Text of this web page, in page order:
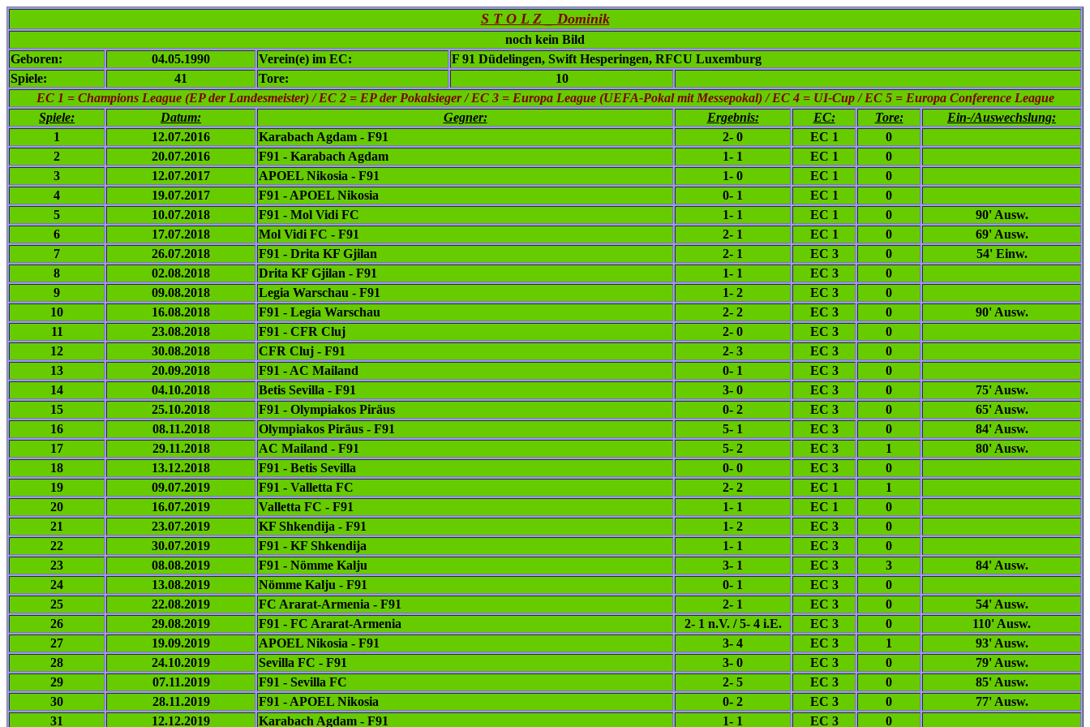
S T O L Z _ Dominik
noch kein Bild
Geboren:
04.05.1990 Verein(e) im EC:
F 91 Düdelingen, Swift Hesperingen, RFCU Luxemburg
Spiele:
41 Tore:
10
EC 1 = Champions League (EP der Landesmeister) / EC 2 = EP der Pokalsieger / EC 3 = Europa League (UEFA-Pokal mit Messepokal) / EC 4 = UI-Cup / EC 5 = Europa Conference League
Spiele:
Datum: Gegner: Ergebnis: EC: Tore:
Ein-/Auswechslung:
1
12.07.2016 Karabach Agdam - F91 2- 0 EC 1
0
2
20.07.2016 F91 - Karabach Agdam 1- 1 EC 1
0
3
12.07.2017 APOEL Nikosia - F91 1- 0 EC 1
0
4
19.07.2017 F91 - APOEL Nikosia 0- 1 EC 1
0
5
10.07.2018 F91 - Mol Vidi FC 1- 1 EC 1 0
90' Ausw.
6
17.07.2018 Mol Vidi FC - F91 2- 1 EC 1 0
69' Ausw.
7
26.07.2018 F91 - Drita KF Gjilan 2- 1 EC 3 0
54' Einw.
8
02.08.2018 Drita KF Gjilan - F91 1- 1 EC 3
0
9
09.08.2018 Legia Warschau - F91 1- 2 EC 3
0
10
16.08.2018 F91 - Legia Warschau 2- 2 EC 3 0
90' Ausw.
11
23.08.2018 F91 - CFR Cluj 2- 0 EC 3
0
12
30.08.2018 CFR Cluj - F91 2- 3 EC 3
0
13
20.09.2018 F91 - AC Mailand 0- 1 EC 3
0
14
04.10.2018 Betis Sevilla - F91 3- 0 EC 3 0
75' Ausw.
15
25.10.2018 F91 - Olympiakos Piräus 0- 2 EC 3 0
65' Ausw.
16
08.11.2018 Olympiakos Piräus - F91 5- 1 EC 3 0
84' Ausw.
17
29.11.2018 AC Mailand - F91 5- 2 EC 3 1
80' Ausw.
18
13.12.2018 F91 - Betis Sevilla 0- 0 EC 3
0
19
09.07.2019 F91 - Valletta FC 2- 2 EC 1
1
20
16.07.2019 Valletta FC - F91 1- 1 EC 1
0
21
23.07.2019 KF Shkendija - F91 1- 2 EC 3
0
22
30.07.2019 F91 - KF Shkendija 1- 1 EC 3
0
23
08.08.2019 F91 - Nömme Kalju 3- 1 EC 3 3
84' Ausw.
24
13.08.2019 Nömme Kalju - F91 0- 1 EC 3
0
25
22.08.2019 FC Ararat-Armenia - F91 2- 1 EC 3 0
54' Ausw.
26
29.08.2019 F91 - FC Ararat-Armenia 2- 1 n.V. / 5- 4 i.E. EC 3 0
110' Ausw.
27
19.09.2019 APOEL Nikosia - F91 3- 4 EC 3 1
93' Ausw.
28
24.10.2019 Sevilla FC - F91 3- 0 EC 3 0
79' Ausw.
29
07.11.2019 F91 - Sevilla FC 2- 5 EC 3 0
85' Ausw.
30
28.11.2019 F91 - APOEL Nikosia 0- 2 EC 3 0
77' Ausw.
31
12.12.2019 Karabach Agdam - F91 1- 1 EC 3 0